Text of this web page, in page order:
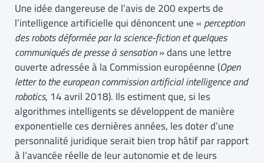
Une idée dangereuse de l’avis de 200 experts de
l’intelligence artificielle qui dénoncent une « perception
des robots déformée par la science-fiction et quelques
communiqués de presse à sensation» dans une lettre
ouverte adressée à la Commission européenne (Open
letter to the european commission artificial intelligence and
robotics, 14 avril 2018). Ils estiment que, si les
algorithmes intelligents se développent de manière
exponentielle ces dernières années, les doter d’une
personnalité juridique serait bien trop hâtif par rapport
à l’avancée réelle de leur autonomie et de leurs